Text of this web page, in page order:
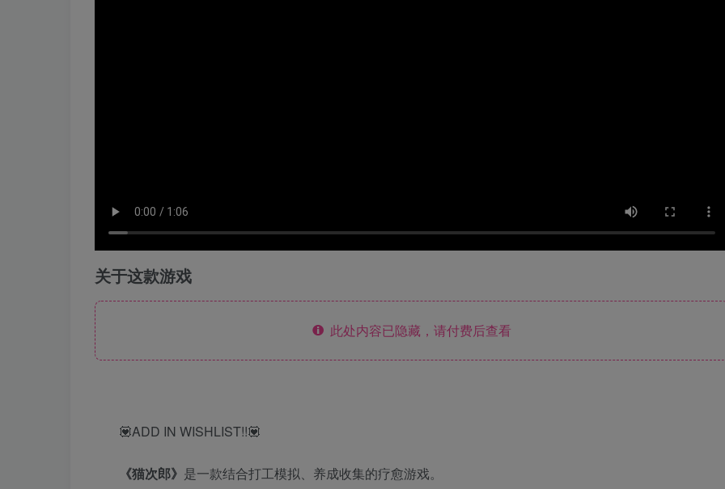
关于这款游戏
此处内容已隐藏，请付费后查看
💟ADD IN WISHLIST!!💟
《猫次郎》 是一款结合打工模拟、养成收集的疗愈游戏。